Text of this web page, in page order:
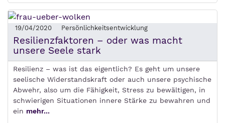
19/04/2020 Persönlichkeitsentwicklung
Resilienzfaktoren – oder was macht
unsere Seele stark
Resilienz – was ist das eigentlich? Es geht um unsere
seelische Widerstandskraft oder auch unsere psychische
Abwehr, also um die Fähigkeit, Stress zu bewältigen, in
schwierigen Situationen innere Stärke zu bewahren und
ein mehr...